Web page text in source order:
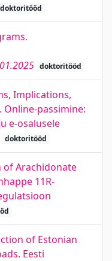
doktoritööd
doktoritööd
Implications,
passimine:
e-osalusele
doktoritööd
of Arachidonate
11R-
of Estonian
Eesti